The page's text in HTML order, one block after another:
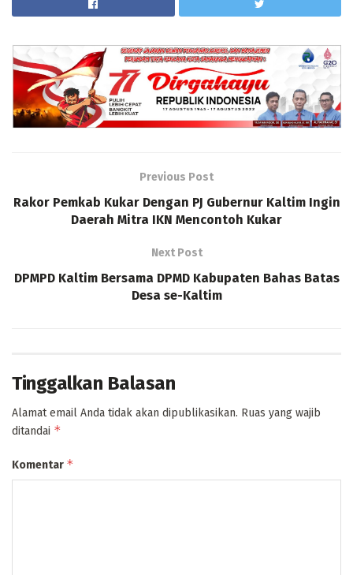
Previous Post
Rakor Pemkab Kukar Dengan PJ Gubernur Kaltim Ingin
Daerah Mitra IKN Mencontoh Kukar
Next Post
DPMPD Kaltim Bersama DPMD Kabupaten Bahas Batas
Desa se-Kaltim
Tinggalkan Balasan
Alamat email Anda tidak akan dipublikasikan. Ruas yang wajib
ditandai *
Komentar *